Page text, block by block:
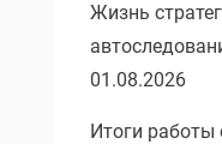
Жизнь
01.08.2026
Итоги работы